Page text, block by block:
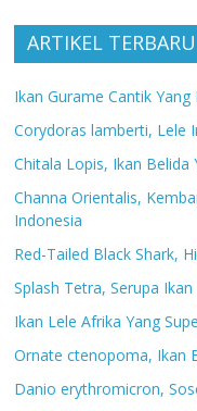
ARTIKEL TERBARU
Ikan Gurame Cantik
Corydoras lamberti, Lele
Chitala Lopis, Ikan Belida
Channa Orientalis,
Indonesia
Red-Tailed Black Shark,
Splash Tetra, Serupa
Ikan Lele Afrika Yang
Ornate ctenopoma, Ikan
Danio erythromicron,